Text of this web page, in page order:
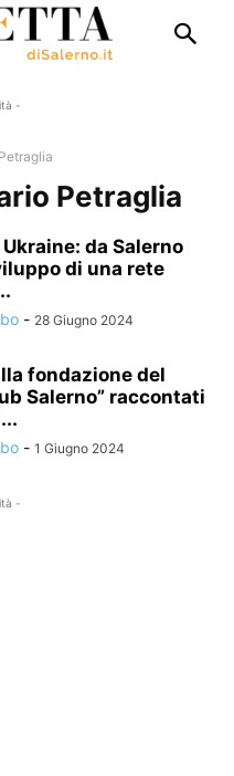
-
Petraglia
Ukraine: da Salerno
di una rete
- 28 Giugno 2024
fondazione del
Salerno” raccontati
- 1 Giugno 2024
-